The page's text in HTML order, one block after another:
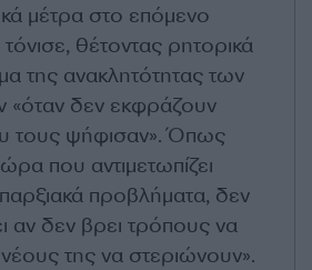
μέτρα στο επόμενο
θέτοντας ρητορικά
της ανακλητότητας των
«όταν δεν εκφράζουν
τους ψήφισαν». Όπως
που αντιμετωπίζει
προβλήματα, δεν
αν δεν βρει τρόπους να
νέους της να στεριώνουν».